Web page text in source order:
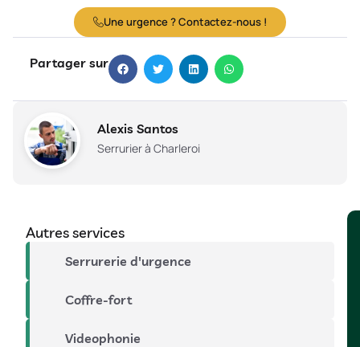
Une urgence ? Contactez-nous !
Partager sur
Alexis Santos
Serrurier à Charleroi
Autres services
Serrurerie d'urgence
Coffre-fort
Videophonie